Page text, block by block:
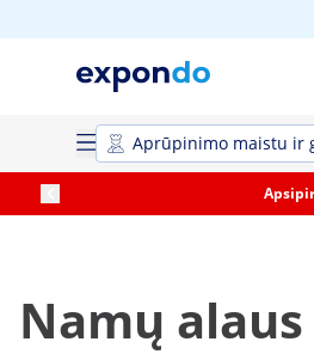
Aprūpinimo maistu ir
Namų